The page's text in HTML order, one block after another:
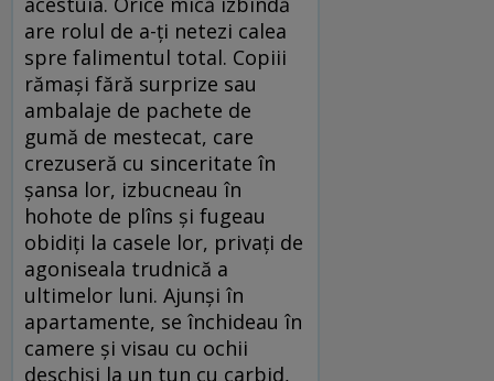
are rolul de a-ți netezi calea
spre falimentul total. Copiii
rămași fără surprize sau
ambalaje de pachete de
gumă de mestecat, care
crezuseră cu sinceritate în
șansa lor, izbucneau în
hohote de plîns și fugeau
obidiți la casele lor, privați de
agoniseala trudnică a
ultimelor luni. Ajunși în
apartamente, se închideau în
camere și visau cu ochii
deschiși la un tun cu carbid,